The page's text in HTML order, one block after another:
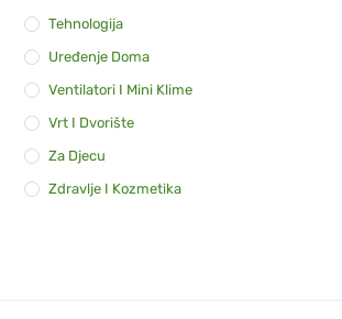
Tehnologija
Uređenje Doma
Ventilatori I Mini Klime
Vrt I Dvorište
Za Djecu
Zdravlje I Kozmetika